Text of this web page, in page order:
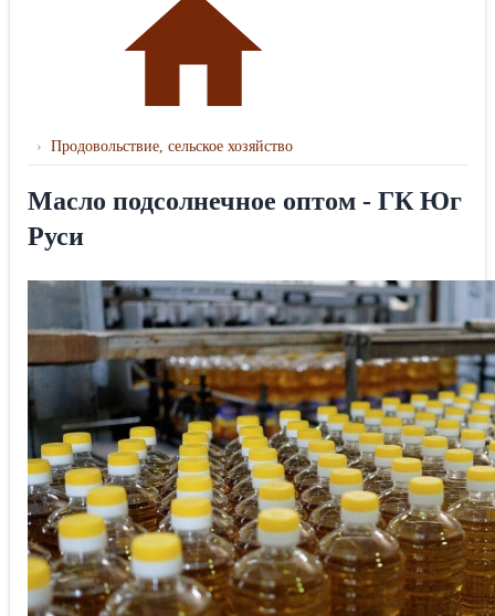
› Продовольствие, сельское хозяйство
Масло подсолнечное оптом - ГК Юг
Руси